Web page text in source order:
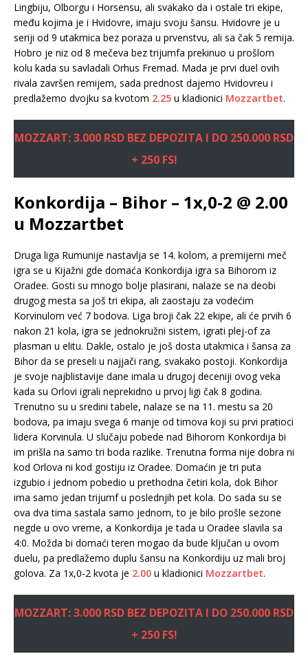
Lingbiju, Olborgu i Horsensu, ali svakako da i ostale tri ekipe,
među kojima je i Hvidovre, imaju svoju šansu. Hvidovre je u
seriji od 9 utakmica bez poraza u prvenstvu, ali sa čak 5 remija.
Hobro je niz od 8 mečeva bez trijumfa prekinuo u prošlom
kolu kada su savladali Orhus Fremad. Mada je prvi duel ovih
rivala završen remijem, sada prednost dajemo Hvidovreu i
predlažemo dvojku sa kvotom 2.25 u kladionici Mozzartbet.
MOZZART: 3.000 RSD BEZ DEPOZITA I DO 250.000 RSD
+ 250 FS!
Konkordija – Bihor – 1x,0-2 @ 2.00
u Mozzartbet
Druga liga Rumunije nastavlja se 14. kolom, a premijerni meč
igra se u Kijažni gde domaća Konkordija igra sa Bihorom iz
Oradee. Gosti su mnogo bolje plasirani, nalaze se na deobi
drugog mesta sa još tri ekipa, ali zaostaju za vodećim
Korvinulom već 7 bodova. Liga broji čak 22 ekipe, ali će prvih 6
nakon 21 kola, igra se jednokružni sistem, igrati plej-of za
plasman u elitu. Dakle, ostalo je još dosta utakmica i šansa za
Bihor da se preseli u najjači rang, svakako postoji. Konkordija
je svoje najblistavije dane imala u drugoj deceniji ovog veka
kada su Orlovi igrali neprekidno u prvoj ligi čak 8 godina.
Trenutno su u sredini tabele, nalaze se na 11. mestu sa 20
bodova, pa imaju svega 6 manje od timova koji su prvi pratioci
lidera Korvinula. U slučaju pobede nad Bihorom Konkordija bi
im prišla na samo tri boda razlike. Trenutna forma nije dobra ni
kod Orlova ni kod gostiju iz Oradee. Domaćin je tri puta
izgubio i jednom pobedio u prethodna četiri kola, dok Bihor
ima samo jedan trijumf u poslednjih pet kola. Do sada su se
ova dva tima sastala samo jednom, to je bilo prošle sezone
negde u ovo vreme, a Konkordija je tada u Oradee slavila sa
4:0. Možda bi domaći teren mogao da bude ključan u ovom
duelu, pa predlažemo duplu šansu na Konkordiju uz mali broj
golova. Za 1x,0-2 kvota je 2.00 u kladionici Mozzartbet.
MOZZART: 3.000 RSD BEZ DEPOZITA I DO 250.000 RSD
+ 250 FS!